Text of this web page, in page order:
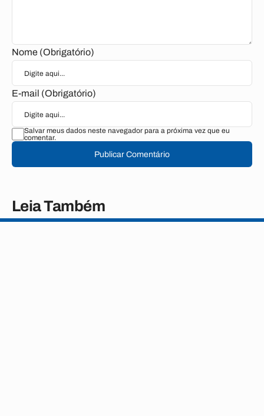
Nome (Obrigatório)
E-mail (Obrigatório)
Salvar meus dados neste navegador para a próxima vez que eu
comentar.
Publicar Comentário
Leia Também